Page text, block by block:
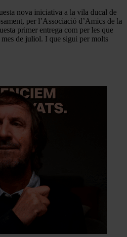
nova iniciativa a la vila ducal de
per l’Associació d’Amics de la
primer entrega com per les que
de juliol. I que sigui per molts